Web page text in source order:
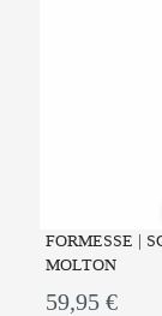
FORMESSE |
MOLTON
59,95 €